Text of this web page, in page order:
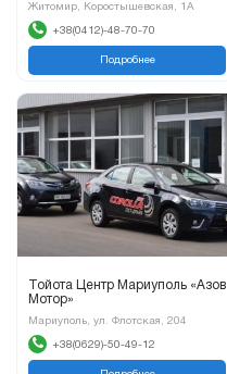
Житомир, Коростышевская, 1А
+38(0412)-48-70-70
Подробнее
Тойота Центр Мариуполь «Азов
Мотор»
Мариуполь, ул. Флотская, 204
+38(0629)-50-49-12